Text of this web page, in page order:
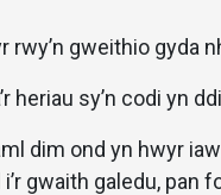
rwy’n gweithio gyda
heriau sy’n codi yn
dim ond yn hwyr
gwaith galedu, pan